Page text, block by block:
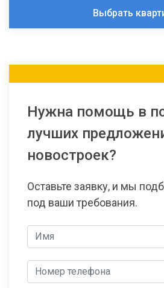
Выбрать
Нужна помощь в
лучших
новостроек?
Оставьте заявку, и мы
под ваши требования.